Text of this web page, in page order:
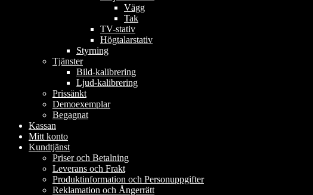
Vägg
Tak
TV-stativ
Högtalarstativ
Styrning
Tjänster
Bild-kalibrering
Ljud-kalibrering
Prissänkt
Demoexemplar
Begagnat
Kassan
Mitt konto
Kundtjänst
Priser och Betalning
Leverans och Frakt
Produktinformation och Personuppgifter
Reklamation och Ångerrätt